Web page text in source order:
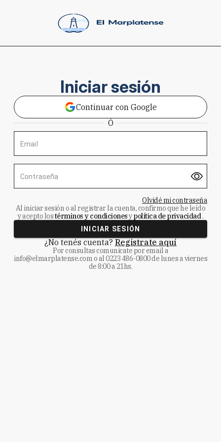
Iniciar sesión
Continuar con Google
Ó
Email
Contraseña
Olvidé mi contraseña
Al iniciar sesión o al registrar la cuenta, confirmo que he leído
y acepto lostérminos y condicionesypolítica de privacidad.
INICIAR SESIÓN
¿No tenés cuenta? Registrate aquí
Por consultas comunicate por email a
info@elmarplatense.como al0223 486-0800de lunes a viernes
de 8:00 a 21hs.